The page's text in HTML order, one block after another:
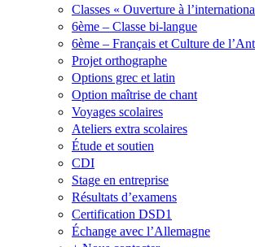
Classes « Ouverture à
6ème – Classe bi-langue
6ème – Français et Culture de
Projet orthographe
Options grec et latin
Option maîtrise de chant
Voyages scolaires
Ateliers extra scolaires
Étude et soutien
CDI
Stage en entreprise
Résultats d’examens
Certification DSD1
Échange avec l’Allemagne